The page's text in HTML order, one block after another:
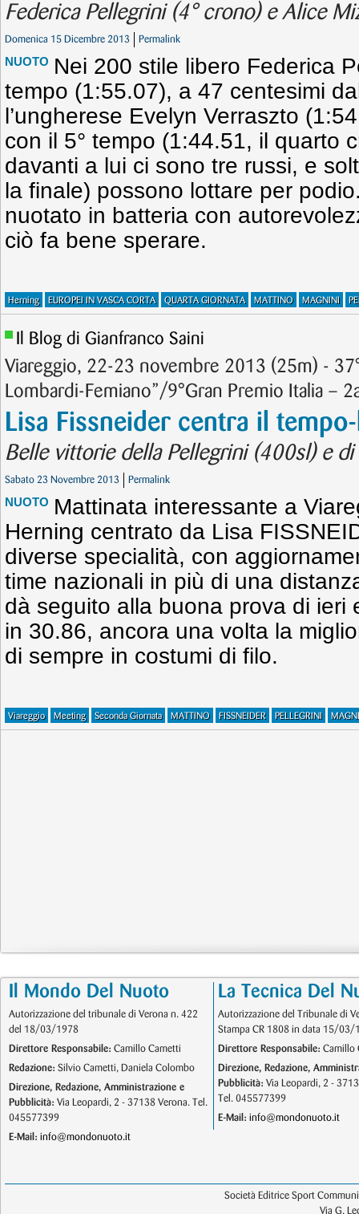
Federica Pellegrini (4° crono) e Alice
Domenica 15 Dicembre 2013 Permalink
NUOTO Nei 200 stile libero Federica
tempo (1:55.07), a 47 centesimi
l’ungherese Evelyn Verraszto
con il 5° tempo (1:44.51, il quarto
davanti a lui ci sono tre russi, e
la finale) possono lottare per
nuotato in batteria con
ciò fa bene sperare.
Herning EUROPEI IN VASCA CORTA QUARTA GIORNATA MATTINO MAGNINI
Il Blog di Gianfranco Saini
Viareggio, 22-23 novembre 2013 (25m) -
Lombardi-Femiano”/9°Gran Premio Italia –
Lisa Fissneider centra il
Belle vittorie della Pellegrini (400sl) e
Sabato 23 Novembre 2013 Permalink
NUOTO Mattinata interessante a
Herning centrato da Lisa
diverse specialità, con
time nazionali in più di una
dà seguito alla buona prova di ieri
in 30.86, ancora una volta la
di sempre in costumi di filo.
Viareggio Meeting Seconda Giornata MATTINO FISSNEIDER PELLEGRINI
Il Mondo Del Nuoto
Autorizzazione del tribunale di Verona n. 422
del 18/03/1978
Direttore Responsabile: Camillo Cametti
Redazione: Silvio Cametti, Daniela Colombo
Direzione, Redazione, Amministrazione e
Pubblicità: Via Leopardi, 2 - 37138 Verona. Tel.
045577399
E-Mail: info@mondonuoto.it
La Tecnica Del
Autorizzazione del Tribunale di
Stampa CR 1808 in data 15/03/
Direttore Responsabile: Camillo
Direzione, Redazione,
Pubblicità: Via Leopardi, 2 -
Tel. 045577399
E-Mail: info@mondonuoto.it
Società Editrice Sport
Via G.